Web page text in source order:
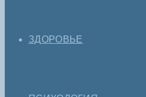
ЗДОРОВЬЕ